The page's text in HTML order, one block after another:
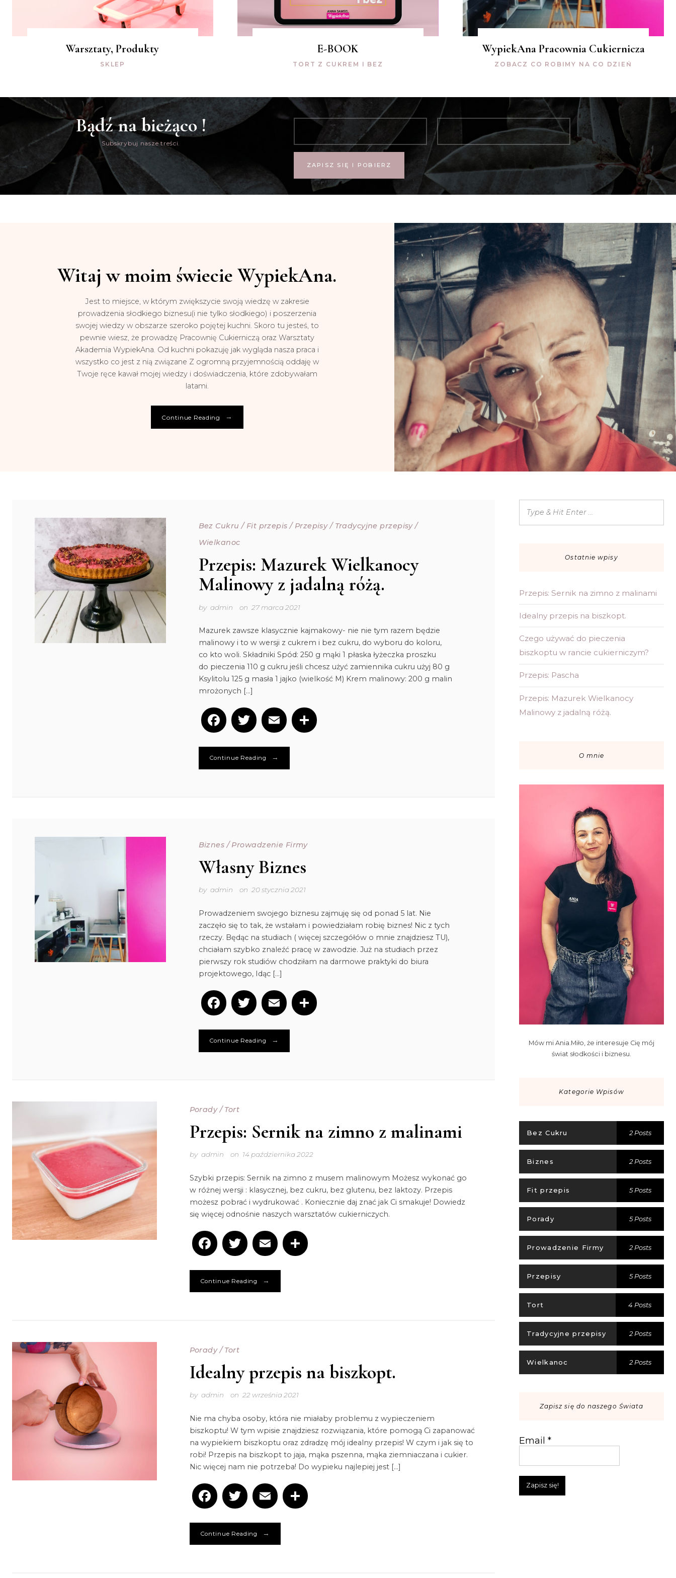
Warsztaty, Produkty
SKLEP
E-BOOK
TORT Z CUKREM I BEZ
WypiekAna Pracownia Cukiernicza
ZOBACZ CO ROBIMY NA CO DZIEŃ
Bądź na bieżąco !
Subskrybuj nasze treści.
Witaj w moim świecie WypiekAna.
Jest to miejsce, w którym zwiększycie swoją wiedzę w zakresie
prowadzenia słodkiego biznesu(i nie tylko słodkiego) i poszerzenia
swojej wiedzy w obszarze szeroko pojętej kuchni. Skoro tu jesteś, to
pewnie wiesz, że prowadzę Pracownię Cukierniczą oraz Warsztaty
Akademia WypiekAna. Od kuchni pokazuję jak wygląda nasza praca i
wszystko co jest z nią związane Z ogromną przyjemnością oddaję w
Twoje ręce kawał mojej wiedzy i doświadczenia, które zdobywałam
latami.
Continue Reading →
Bez Cukru / Fit przepis / Przepisy/ Tradycyjne przepisy/
Wielkanoc
Przepis: Mazurek Wielkanocy
Malinowy z jadalną różą.
by admin on 27 marca 2021
Mazurek zawsze klasycznie kajmakowy- nie nie tym razem będzie
malinowy i to w wersji z cukrem i bez cukru, do wyboru do koloru,
co kto woli. Składniki Spód: 250 g mąki 1 płaska łyżeczka proszku
do pieczenia 110 g cukru jeśli chcesz użyć zamiennika cukru użyj 80 g
Ksylitolu 125 g masła 1 jajko (wielkość M) Krem malinowy: 200 g malin
mrożonych […]
Facebook
Twitter
Email
Continue Reading →
Biznes /Prowadzenie Firmy
Własny Biznes
by admin on 20 stycznia 2021
Prowadzeniem swojego biznesu zajmuję się od ponad 5 lat. Nie
zaczęło się to tak, że wstałam i powiedziałam robię biznes! Nic z tych
rzeczy. Będąc na studiach ( więcej szczegółów o mnie znajdziesz TU),
chciałam szybko znaleźć pracę w zawodzie. Już na studiach przez
pierwszy rok studiów chodziłam na darmowe praktyki do biura
projektowego, Idąc […]
Facebook
Twitter
Email
Continue Reading →
Porady/Tort
Przepis: Sernik na zimno z malinami
by admin on 14 października 2022
Szybki przepis: Sernik na zimno z musem malinowym Możesz wykonać go
w różnej wersji : klasycznej, bez cukru, bez glutenu, bez laktozy. Przepis
możesz pobrać i wydrukować . Koniecznie daj znać jak Ci smakuje! Dowiedz
się więcej odnośnie naszych warsztatów cukierniczych.
Facebook
Twitter
Email
Continue Reading →
Porady/Tort
Idealny przepis na biszkopt.
by admin on 22 września 2021
Nie ma chyba osoby, która nie miałaby problemu z wypieczeniem
biszkoptu! W tym wpisie znajdziesz rozwiązania, które pomogą Ci zapanować
na wypiekiem biszkoptu oraz zdradzę mój idealny przepis! W czym i jak się to
robi! Przepis na biszkopt to jaja, mąka pszenna, mąka ziemniaczana i cukier.
Nic więcej nam nie potrzeba! Do wypieku najlepiej jest […]
Facebook
Twitter
Email
Continue Reading →
Ostatnie wpisy
Przepis: Sernik na zimno z malinami
Idealny przepis na biszkopt.
Czego używać do pieczenia
biszkoptu w rancie cukierniczym?
Przepis: Pascha
Przepis: Mazurek Wielkanocy
Malinowy z jadalną różą.
O mnie
Mów mi Ania.Miło, że interesuje Cię mój
świat słodkości i biznesu.
Kategorie Wpisów
Bez Cukru 2 Posts
Biznes 2 Posts
Fit przepis 5 Posts
Porady 5 Posts
Prowadzenie Firmy 2 Posts
Przepisy 5 Posts
Tort 4 Posts
Tradycyjne przepisy 2 Posts
Wielkanoc 2 Posts
Zapisz się do naszego Świata
Email *